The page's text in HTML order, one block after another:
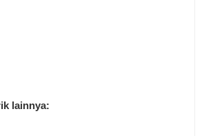
lainnya: